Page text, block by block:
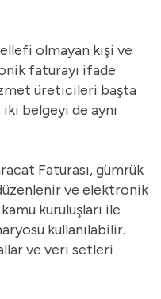
olmayan kişi ve
faturayı ifade
üreticileri başta
belgeyi de aynı
Faturası, gümrük
ve elektronik
kuruluşları ile
kullanılabilir.
ve veri setleri